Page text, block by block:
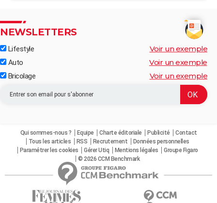
NEWSLETTERS
Lifestyle Voir un exemple
Auto Voir un exemple
Bricolage Voir un exemple
Qui sommes-nous ? Equipe Charte éditoriale Publicité
Contact
Tous les articles
RSS Recrutement
Données personnelles
Paramétrer les cookies
Gérer Utiq Mentions légales
Groupe Figaro
© 2026 CCM Benchmark